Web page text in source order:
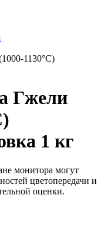
1130°С)
Гжели
1 кг
монитора могут
цветопередачи и
оценки.